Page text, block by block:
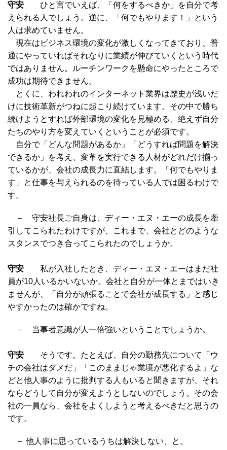
守安 ひと言でいえば、「何をするべきか」を自分で考
えられる人でしょう。逆に、「何でもやります！」という
人は求めていません。
現在はビジネス環境の変化が激しくなってきており、普
通にやっていればそれなりに業績が伸びていくという時代
ではありません。ルーチンワークを懸命にやったところで
成功は期待できません。
とくに、われわれのインターネット業界は歴史が浅いだ
けに技術革新がつねに起こり続けています。その中で勝ち
続けようとすれば外部環境の変化を見極める、絶えず自分
たちのやり方を変えていくということが必須です。
自分で「どんな問題があるか」「どうすれば問題を解決
できるか」を考え、変革を実行できる人材がどれだけ揃っ
ているかが、会社の成長力に直結します。「何でもやりま
す」と仕事を与えられるのを待っている人では困るわけで
す。
－ 守安社長ご自身は、ディー・エヌ・エーの成長を牽
引してこられたわけですが、これまで、会社とどのような
スタンスでつき合ってこられたのでしょうか。
守安 私が入社したとき、ディー・エヌ・エーはまだ社
員が10人いるかいないか。会社と自分が一体とまではいき
ませんが、「自分が頑張ることで会社が成長する」と感じ
やすかったのは確かですね。
－ 当事者意識が人一倍強いということでしょうか。
守安 そうです。たとえば、自分の勤務先について「ウ
チの会社はダメだ」「このままじゃ業境が悪化するよ」な
どと他人事のように批判する人もいると聞きますが、それ
ならどうして自分が変えようとしないのでしょう。その会
社の一員なら、会社をよくしようと考えるべきだと思うの
です。
－ 他人事に思っているうちは解決しない、と。